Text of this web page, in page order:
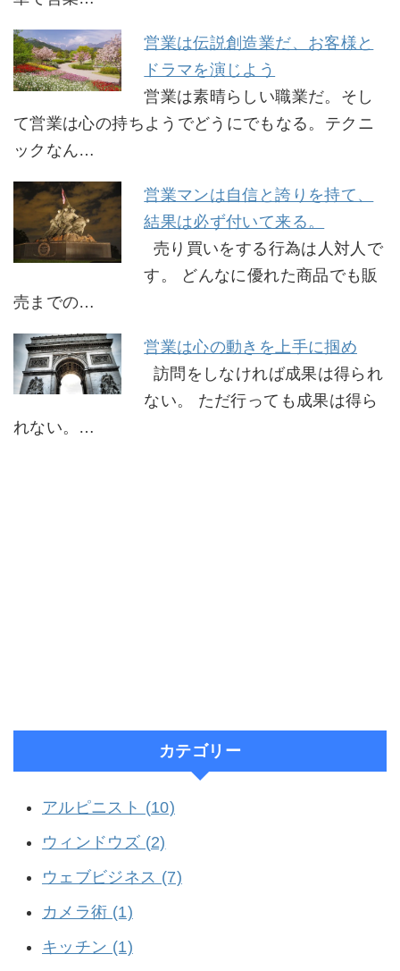
営業は伝説創造業だ、お客様と
ドラマを演じよう
営業は素晴らしい職業だ。そし
て営業は心の持ちようでどうにでもなる。テクニ
ックなん…
営業マンは自信と誇りを持て、
結果は必ず付いて来る。
売り買いをする行為は人対人で
す。 どんなに優れた商品でも販
売までの…
営業は心の動きを上手に掴め
訪問をしなければ成果は得られ
ない。 ただ行っても成果は得ら
れない。…
カテゴリー
アルピニスト (10)
ウィンドウズ (2)
ウェブビジネス (7)
カメラ術 (1)
キッチン (1)